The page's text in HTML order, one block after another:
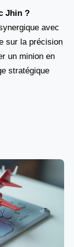
Jhin ?
avec
sur la précision
un minion en
stratégique